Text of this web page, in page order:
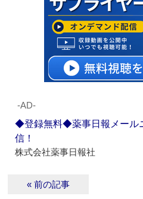
‐AD‐
◆登録無料◆薬事日報メール
信！
株式会社薬事日報社
« 前の記事